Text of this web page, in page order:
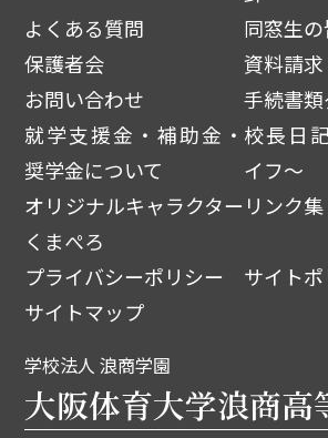
よくある質問
同窓生
保護者会
資料請求
お問い合わせ
手続書
就学支援金・補助金・
奨学金について
校長日
イフ～
オリジナルキャラクター
くまぺろ
リンク集
プライバシーポリシー
サイト
サイトマップ
学校法人 浪商学園
大阪体育大学浪商高